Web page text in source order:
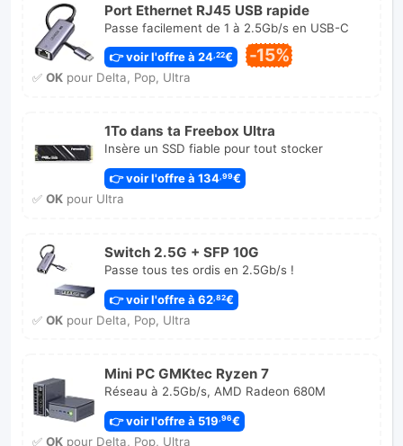
Port Ethernet RJ45 USB rapide
Passe facilement de 1 à 2.5Gb/s en USB-C
👉 voir l'offre à 24 ,22€ -15%
✅ OKpour Delta, Pop, Ultra
1To dans ta Freebox Ultra
Insère un SSD fiable pour tout stocker
👉 voir l'offre à 134 ,99€
✅ OKpour Ultra
Switch 2.5G + SFP 10G
Passe tous tes ordis en 2.5Gb/s !
👉 voir l'offre à 62,82€
✅ OKpour Delta, Pop, Ultra
Mini PC GMKtec Ryzen 7
Réseau à 2.5Gb/s, AMD Radeon 680M
👉 voir l'offre à 519,96€
✅ OKpour Delta, Pop, Ultra